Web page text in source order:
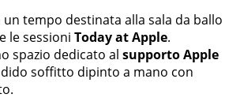
un tempo destinata alla sala da ballo
le sessioni Today at Apple.
spazio dedicato al supporto Apple
soffitto dipinto a mano con